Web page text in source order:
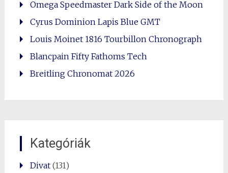
Omega Speedmaster Dark Side of the Moon
Cyrus Dominion Lapis Blue GMT
Louis Moinet 1816 Tourbillon Chronograph
Blancpain Fifty Fathoms Tech
Breitling Chronomat 2026
Kategóriák
Divat(131)